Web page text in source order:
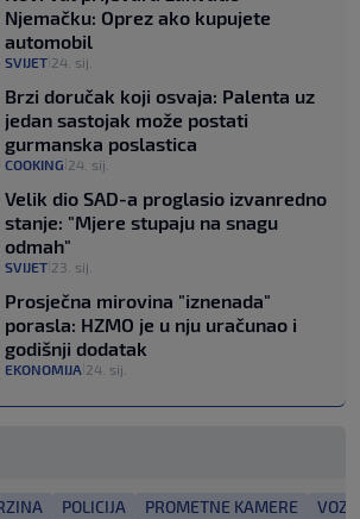
Njemačku: Oprez ako kupujete
automobil
SVIJET 24. sij.
Brzi doručak koji osvaja: Palenta uz
jedan sastojak može postati
gurmanska poslastica
COOKING 24. sij.
Velik dio SAD-a proglasio izvanredno
stanje: "Mjere stupaju na snagu
odmah"
SVIJET 23. sij.
Prosječna mirovina "iznenada"
porasla: HZMO je u nju uračunao i
godišnji dodatak
EKONOMIJA 24. sij.
POLICIJA PROMETNE KAMERE